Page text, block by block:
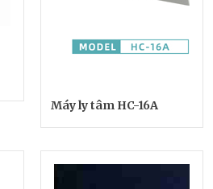
Máy ly tâm HC-16A